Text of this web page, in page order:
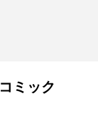
ミック